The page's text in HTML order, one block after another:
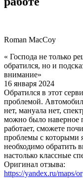
Roman MacCoy
« Господа не только
обратился, но и
внимание»
16 января 2024
Обратился в этот
проблемой.
нет, мануала нет,
можно было наверное
работает, сможете
проблемы с которыми
необходимо обратить
настолько классные
Оригинал отзыва:
https://yandex.ru/maps/